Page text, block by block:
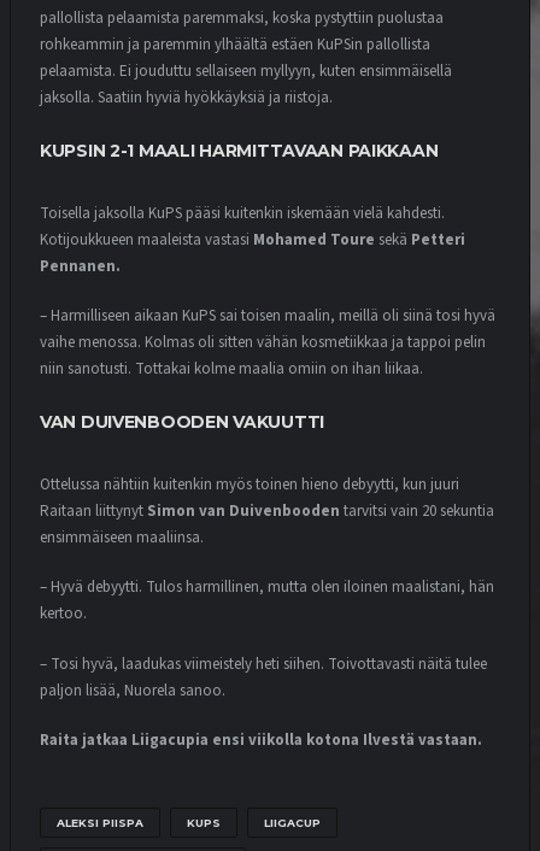
MATSIT MIEHET
OTTELUKOOSTE
OTTELURAPORTTI
10.7.2026
MATSIT MIEHET
OTTELUENNAKKO
OTTELURAPORTTI
VAASAAN
4.7.2026
MATSIT MIEHET
OTTELUENNAKKO
MARIEHAMN | ENNAKKO
POMPPUUN
pallollista pelaamista paremmaksi, koska pystyttiin puolustaa
rohkeammin ja paremmin ylhäältä estäen KuPSin pallollista
pelaamista. Ei jouduttu sellaiseen myllyyn, kuten ensimmäisellä
jaksolla. Saatiin hyviä hyökkäyksiä ja riistoja.
KUPSIN 2-1 MAALI HARMITTAVAAN PAIKKAAN
Toisella jaksolla KuPS pääsi kuitenkin iskemään vielä kahdesti.
Kotijoukkueen maaleista vastasi Mohamed Toure sekä Petteri
Pennanen.
– Harmilliseen aikaan KuPS sai toisen maalin, meillä oli siinä tosi hyvä
vaihe menossa. Kolmas oli sitten vähän kosmetiikkaa ja tappoi pelin
niin sanotusti. Tottakai kolme maalia omiin on ihan liikaa.
VAN DUIVENBOODEN VAKUUTTI
Ottelussa nähtiin kuitenkin myös toinen hieno debyytti, kun juuri
Raitaan liittynyt Simon van Duivenbooden tarvitsi vain 20 sekuntia
ensimmäiseen maaliinsa.
– Hyvä debyytti. Tulos harmillinen, mutta olen iloinen maalistani, hän
kertoo.
– Tosi hyvä, laadukas viimeistely heti siihen. Toivottavasti näitä tulee
paljon lisää, Nuorela sanoo.
Raita jatkaa Liigacupia ensi viikolla kotona Ilvestä vastaan.
ALEKSI PIISPA KUPS LIIGACUP